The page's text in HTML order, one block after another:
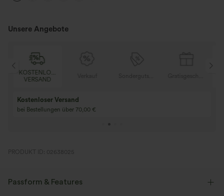
Unsere Angebote
KOSTENLOSER
VERSAND
Kostenloser Versand
bei Bestellungen über 70,00 €
PRODUKT ID: 02638025
Passform & Features